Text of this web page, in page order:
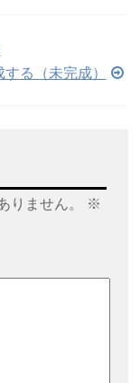
る（未完成）
ません。
※